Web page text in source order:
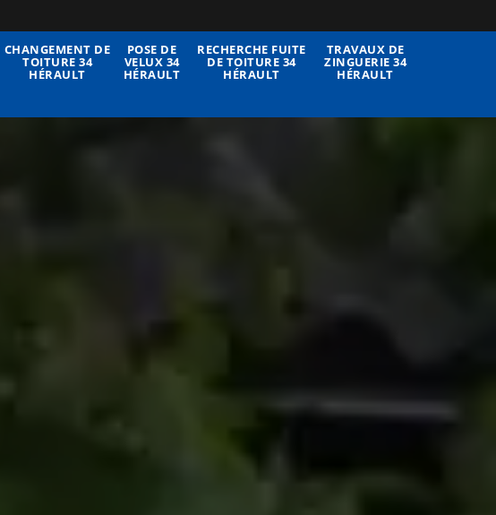
CHANGEMENT DE
TOITURE 34
HÉRAULT
POSE DE
VELUX 34
HÉRAULT
RECHERCHE FUITE
DE TOITURE 34
HÉRAULT
TRAVAUX DE
ZINGUERIE 34
HÉRAULT